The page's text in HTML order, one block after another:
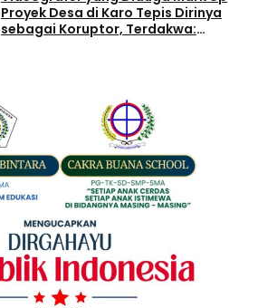
Proyek Desa di Karo Tepis Dirinya
sebagai Koruptor, Terdakwa: